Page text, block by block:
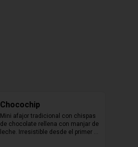
Chocochip
Mini afajor tradicional con chispas
de chocolate rellena con manjar de
leche. Irresistible desde el primer